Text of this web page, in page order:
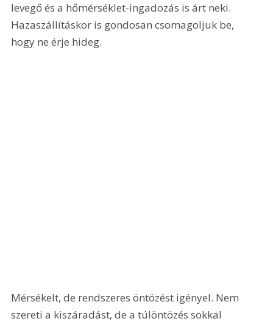
levegő és a hőmérséklet-ingadozás is árt neki.
Hazaszállításkor is gondosan csomagoljuk be,
hogy ne érje hideg.
Mérsékelt, de rendszeres öntözést igényel. Nem
szereti a kiszáradást, de a túlöntözés sokkal